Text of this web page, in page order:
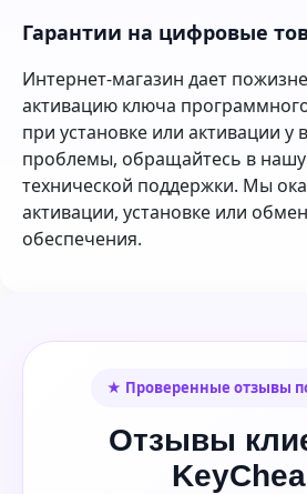
Гарантии на цифровые
Интернет-магазин дает
активацию ключа
при установке или активации у
проблемы, обращайтесь в
технической поддержки. Мы
активации, установке или
обеспечения.
★ Проверенные отзывы
Отзывы